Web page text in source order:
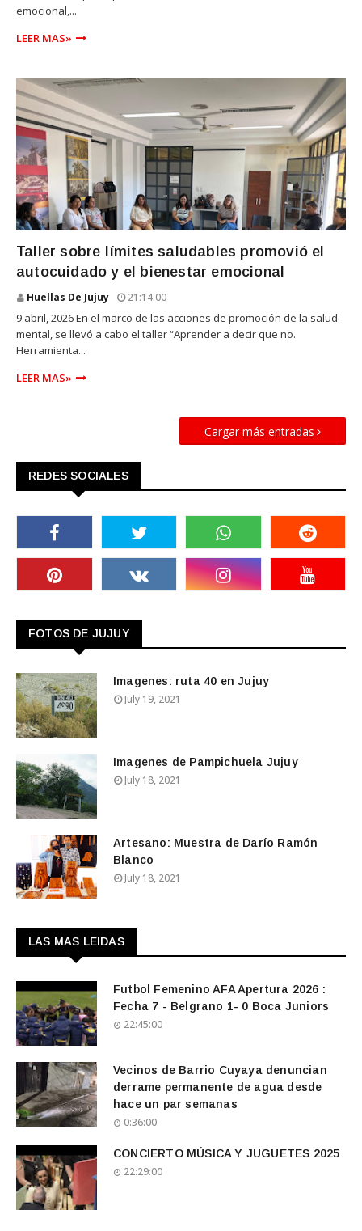
emocional,...
LEER MAS»
Taller sobre límites saludables promovió el
autocuidado y el bienestar emocional
Huellas De Jujuy 21:14:00
9 abril, 2026 En el marco de las acciones de promoción de la salud
mental, se llevó a cabo el taller “Aprender a decir que no.
Herramienta...
LEER MAS»
Cargar más entradas
REDES SOCIALES
FOTOS DE JUJUY
Imagenes: ruta 40 en Jujuy
July 19, 2021
Imagenes de Pampichuela Jujuy
July 18, 2021
Artesano: Muestra de Darío Ramón
Blanco
July 18, 2021
LAS MAS LEIDAS
Futbol Femenino AFA Apertura 2026 :
Fecha 7 - Belgrano 1- 0 Boca Juniors
22:45:00
Vecinos de Barrio Cuyaya denuncian
derrame permanente de agua desde
hace un par semanas
0:36:00
CONCIERTO MÚSICA Y JUGUETES 2025
22:29:00